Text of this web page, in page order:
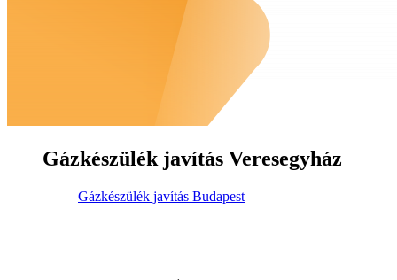
Gázkészülék javítás Veresegyház
Gázkészülék javítás Budapest